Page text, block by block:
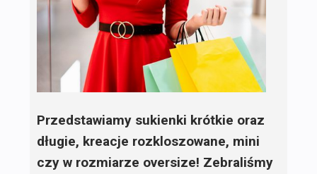
Przedstawiamy sukienki krótkie oraz
długie, kreacje rozkloszowane, mini
czy w rozmiarze oversize! Zebraliśmy